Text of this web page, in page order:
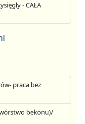
- CAŁA
praca bez
bekonu)/